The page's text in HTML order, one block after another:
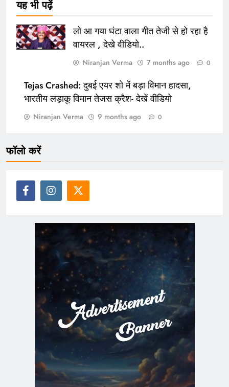
यह भी पढ़ें
लो आ गया घंटा वाला गीत तेजी से हो रहा है
वायरल , देखे वीडियो..
Niranjan Verma 7 months ago 0
Tejas Crashed: दुबई एयर शो में बड़ा विमान हादसा,
भारतीय लड़ाकू विमान तेजस क्रैश- देखें वीडियो
Niranjan Verma 9 months ago 0
फॉलो करें